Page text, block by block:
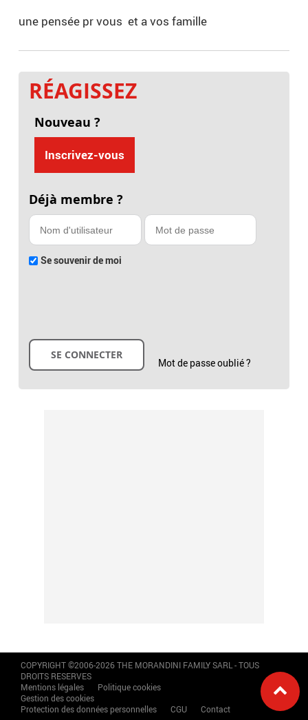
une pensée pr vous et a vos famille
RÉAGISSEZ
Nouveau ?
Inscrivez-vous
Déjà membre ?
Se souvenir de moi
Mot de passe oublié ?
COPYRIGHT ©2006-2026 THE MORANDINI FAMILY SARL - TOUS
DROITS RESERVES
Mentions légales
Politique cookies
Gestion des cookies
Protection des données personnelles
CGU Contact